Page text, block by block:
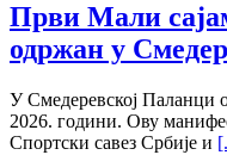
Први Мали
одржан у
У Смедеревској Паланци
2026. години. Ову
Спортски савез Србије и